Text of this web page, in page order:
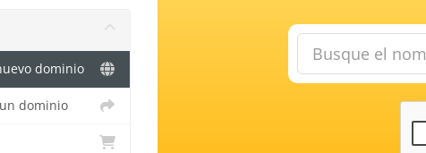
dominio
dominio